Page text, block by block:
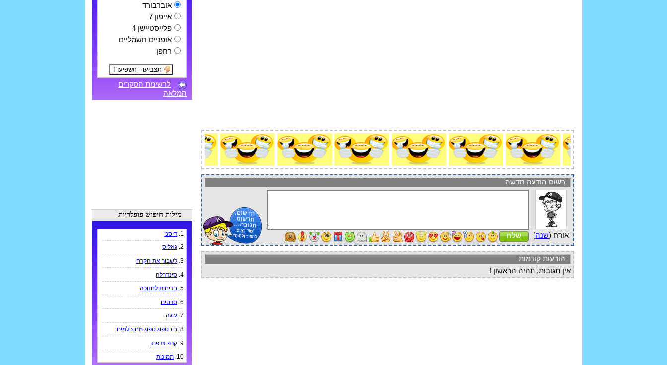
רשום הודעה חדשה
אורח (שנה) שלח
הודעות קודמות
אין תגובות, תהיה הראשון !
אוברבורד
אייפון 7
פלייסטיישן 4
אופניים חשמליים
רחפן
לרשימת הסקרים
המלאה
מילות חיפוש פופלריות
1. דיסני
2. גאליס
3. לשבור את הקרח
4. סינדרלה
5. בדיחות לחנוכה
6. סרטים
7. עוגה
8. בובספוג ספוג מחוץ למים
9. קרפ צרפתי
10. תמונות